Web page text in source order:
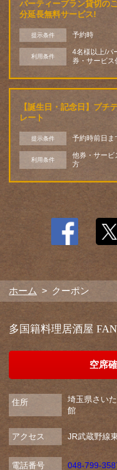
パーティープラン貸切の
分延長無料サービス!
提示条件 予約時
利用条件
4名様以上/パ
券・サービス
【誕生日・記念日】プチ
レート
提示条件 予約時前日ま
利用条件
他券・サービ
方
ホーム クーポン
この店舗
クーポン | 多国籍料理居
埼玉県さいたま市緑区東浦和
https://fantasista-13.owst.jp/
お店情
多国籍料理居酒屋
空席
住所
埼玉県さい
館
アクセス JR武蔵野線
電話番号 048-799-